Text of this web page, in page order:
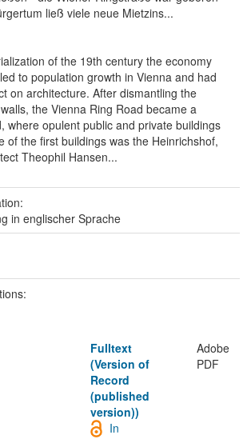
ließ viele neue Mietzins...
of the 19th century the economy
to population growth in Vienna and had
on architecture. After dismantling the
the Vienna Ring Road became a
where opulent public and private buildings
of the first buildings was the Heinrichshof,
Theophil Hansen...
in englischer Sprache
Fulltext
(Version of
Record
(published
version))
Adobe
PDF
In